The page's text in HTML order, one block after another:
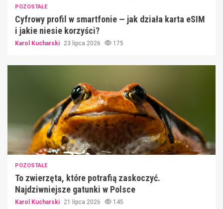
POZOSTAŁE
Cyfrowy profil w smartfonie — jak działa karta eSIM
i jakie niesie korzyści?
Karol Kucharski 23 lipca 2026 175
POZOSTAŁE
To zwierzęta, które potrafią zaskoczyć.
Najdziwniejsze gatunki w Polsce
Karol Kucharski 21 lipca 2026 145